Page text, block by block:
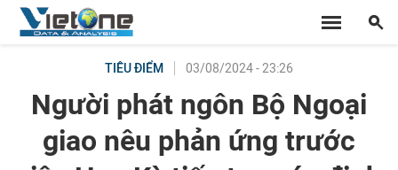
TIÊU ĐIỂM 03/08/2024 - 23:26
Người phát ngôn Bộ Ngoại
giao nêu phản ứng trước